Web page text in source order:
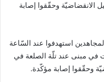
الانقضاضيّة وحقّقوا إصابة
رقم 12، إلى أن المجاهدين استهدفوا عند السّاعة
في مبنى عند تلّة الصلعة في
وحقّقوا إصابة مؤكّدة.